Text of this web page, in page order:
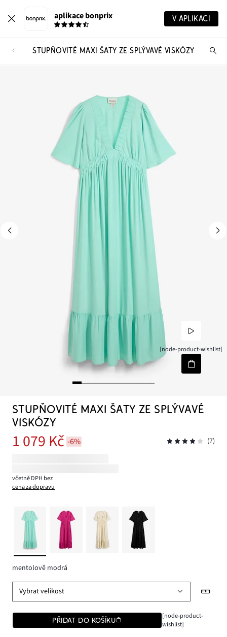
aplikace bonprix V APLIKACI
STUPŇOVITÉ MAXI ŠATY ZE SPLÝVAVÉ VISKÓZY
[node-product-wishlist]
STUPŇOVITÉ MAXI ŠATY ZE SPLÝVAVÉ
VISKÓZY
1 079 Kč -6% (7)
včetně DPH bez
cena za dopravu
mentolově modrá
Vybrat velikost
PŘIDAT DO KOŠÍKU
[node-product-
wishlist]